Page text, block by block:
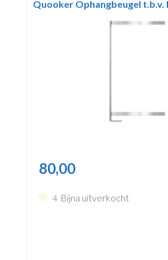
Quooker Ophangbeugel t.b.v.
80,00
4 Bijna uitverkocht